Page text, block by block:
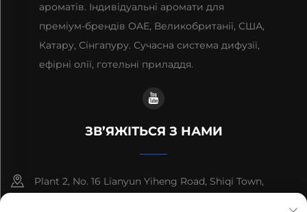
ароматів. Індивідуальні аромати для
преміум-брендів ОАЕ, Великобританії, США,
Катару, Сінгапуру. Сучасна система дифузії,
ефірні олії, готельні приладдя.
ЗВ’ЯЖІТЬСЯ З НАМИ
Plant 2, No. 16 Lianyun Yiheng Road, Shiqi Town,